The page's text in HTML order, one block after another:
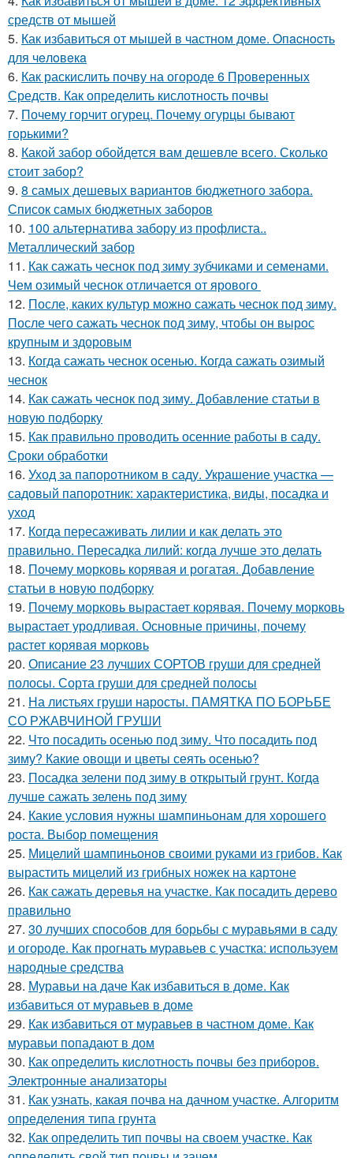
средств от мышей
5. Как избавиться от мышей в частном доме. Oпacнocть
для чeлoвeкa
6. Как раскислить почву на огороде 6 Проверенных
Средств. Как определить кислотность почвы
7. Почему горчит огурец. Почему огурцы бывают
горькими?
8. Какой забор обойдется вам дешевле всего. Сколько
стоит забор?
9. 8 самых дешевых вариантов бюджетного забора.
Список самых бюджетных заборов
10. 100 альтернатива забору из профлиста..
Металлический забор
11. Как сажать чеснок под зиму зубчиками и семенами.
Чем озимый чеснок отличается от ярового
12. После, каких культур можно сажать чеснок под зиму.
После чего сажать чеснок под зиму, чтобы он вырос
крупным и здоровым
13. Когда сажать чеснок осенью. Когда сажать озимый
чеснок
14. Как сажать чеснок под зиму. Добавление статьи в
новую подборку
15. Как правильно проводить осенние работы в саду.
Сроки обработки
16. Уход за папоротником в саду. Украшение участка —
садовый папоротник: характеристика, виды, посадка и
уход
17. Когда пересаживать лилии и как делать это
правильно. Пересадка лилий: когда лучше это делать
18. Почему морковь корявая и рогатая. Добавление
статьи в новую подборку
19. Почему морковь вырастает корявая. Почему морковь
вырастает уродливая. Основные причины, почему
растет корявая морковь
20. Описание 23 лучших СОРТОВ груши для средней
полосы. Сорта груши для средней полосы
21. На листьях груши наросты. ПАМЯТКА ПО БОРЬБЕ
СО РЖАВЧИНОЙ ГРУШИ
22. Что посадить осенью под зиму. Что посадить под
зиму? Какие овощи и цветы сеять осенью?
23. Посадка зелени под зиму в открытый грунт. Когда
лучше сажать зелень под зиму
24. Какие условия нужны шампиньонам для хорошего
роста. Выбор помещения
25. Мицелий шампиньонов своими руками из грибов. Как
вырастить мицелий из грибных ножек на картоне
26. Как сажать деревья на участке. Как посадить дерево
правильно
27. 30 лучших способов для борьбы с муравьями в саду
и огороде. Как прогнать муравьев с участка: используем
народные средства
28. Муравьи на даче Как избавиться в доме. Как
избавиться от муравьев в доме
29. Как избавиться от муравьев в частном доме. Как
муравьи попадают в дом
30. Как определить кислотность почвы без приборов.
Электронные анализаторы
31. Как узнать, какая почва на дачном участке. Алгоритм
определения типа грунта
32. Как определить тип почвы на своем участке. Как